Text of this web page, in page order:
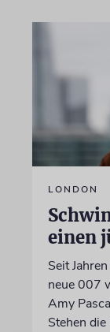
LONDON
einen
Seit
neue 007
Amy
Stehen